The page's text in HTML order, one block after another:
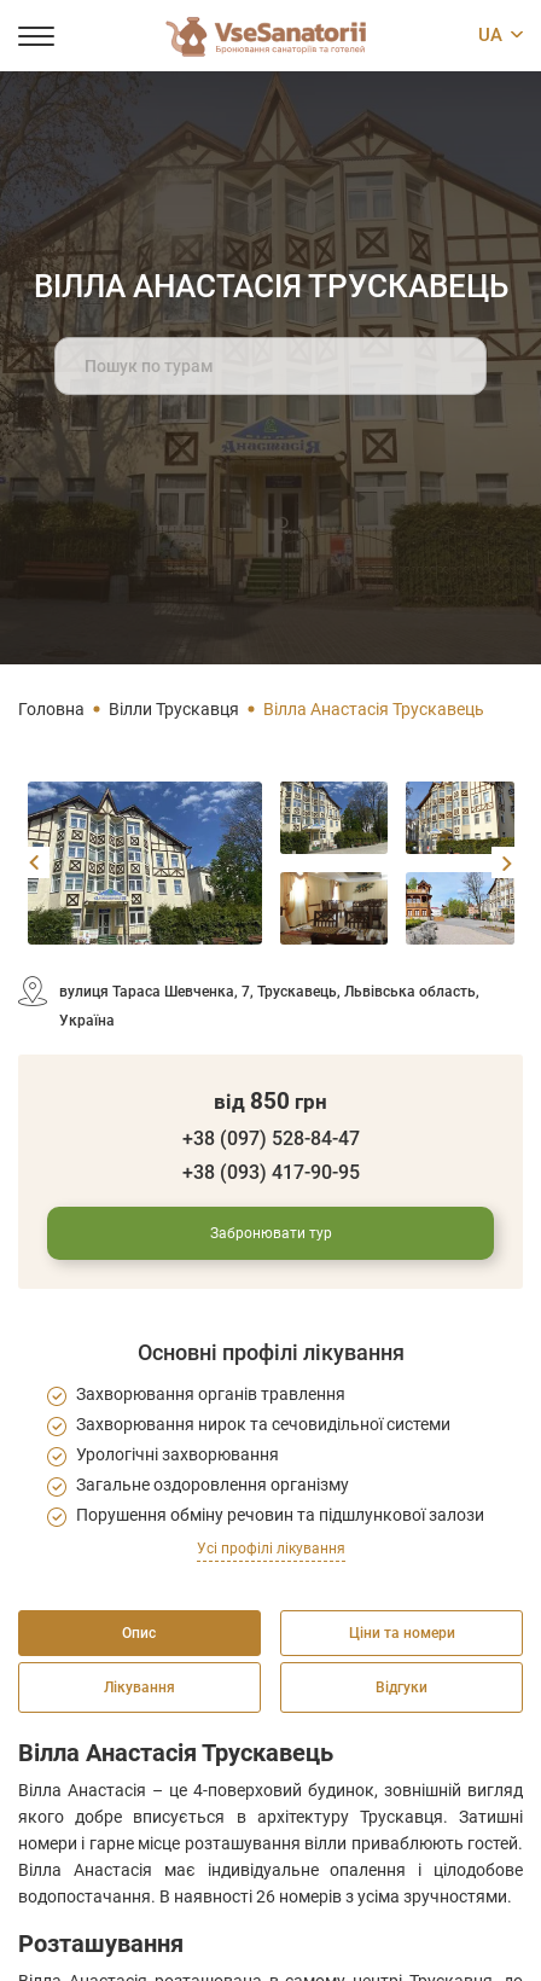
UA
ВІЛЛА АНАСТАСІЯ ТРУСКАВЕЦЬ
Search
for:
Головна Вілли Трускавця Вілла Анастасія Трускавець
Опис Ціни та номери
Лікування Відгуки
Вілла Анастасія Трускавець
Вілла Анастасія – це 4-поверховий будинок, зовнішній вигляд
якого добре вписується в архітектуру Трускавця. Затишні
номери і гарне місце розташування вілли приваблюють гостей.
Вілла Анастасія має індивідуальне опалення і цілодобове
водопостачання. В наявності 26 номерів з усіма зручностями.
Розташування
вулиця Тараса Шевченка, 7, Трускавець, Львівська область,
Україна
від 850 грн
+38 (097) 528-84-47
+38 (093) 417-90-95
Забронювати тур
Основні профілі лікування
Захворювання органів травлення
Захворювання нирок та сечовидільної системи
Урологічні захворювання
Загальне оздоровлення організму
Порушення обміну речовин та підшлункової залози
Усі профілі лікування